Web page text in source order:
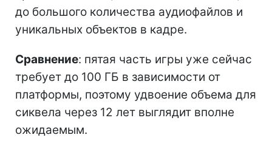
до большого количества аудиофайлов и
уникальных объектов в кадре.
Сравнение: пятая часть игры уже сейчас
требует до 100 ГБ в зависимости от
платформы, поэтому удвоение объема для
сиквела через 12 лет выглядит вполне
ожидаемым.